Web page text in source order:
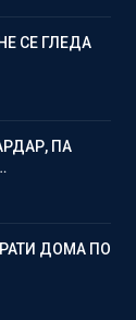
СЕ ГЛЕДА
ПА
ДОМА ПО